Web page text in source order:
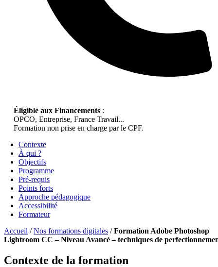
Éligible aux Financements :
OPCO, Entreprise, France Travail...
Formation non prise en charge par le CPF.
Contexte
À qui ?
Objectifs
Programme
Pré-requis
Points forts
Approche pédagogique
Accessibilité
Formateur
Accueil /Nos formations digitales /Formation Adobe Photoshop
Lightroom CC – Niveau Avancé – techniques de
Contexte de la formation